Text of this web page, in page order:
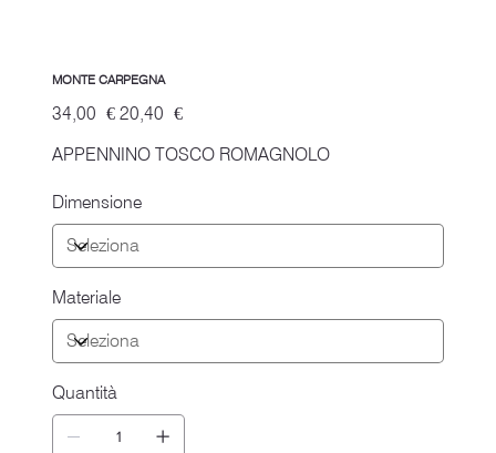
MONTE CARPEGNA
Prezzo
originale
34,00 € Prezzo
scontato
20,40 €
APPENNINO TOSCO ROMAGNOLO
Dimensione
Materiale
Quantità